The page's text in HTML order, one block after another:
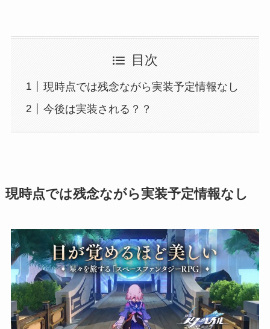
目次
現時点では残念ながら実装予定情報なし
今後は実装される？？
現時点では残念ながら実装予定情報なし